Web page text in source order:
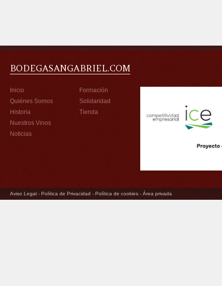
BODEGASANGABRIEL.COM
Inicio
Quiénes Somos
Historia
Nuestros Vinos
Noticias
Formación
Solidaridad
Tienda
Aviso Legal - Política de Privacidad - Política de cookies - Área privada